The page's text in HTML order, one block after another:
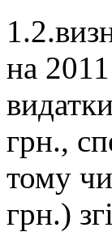
на
грн.,
тому
грн.)